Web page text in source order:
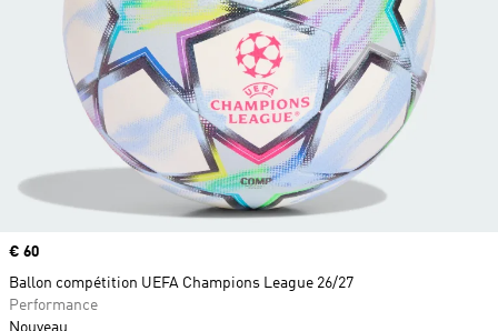
Prix
€ 60
Ballon compétition UEFA Champions League 26/27
Performance
Nouveau